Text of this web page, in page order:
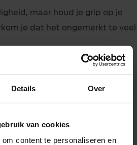
Details Over
van cookies
content te personaliseren en
maar houd je grip op je
je dat het ongemerkt te veel
halen uit minder alcohol